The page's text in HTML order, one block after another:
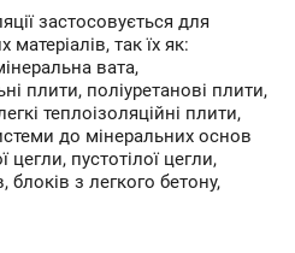
застосовується для
матеріалів, так їх як:
вата,
плити, поліуретанові плити,
теплоізоляційні плити,
до мінеральних основ
цегли, пустотілої цегли,
блоків з легкого бетону,